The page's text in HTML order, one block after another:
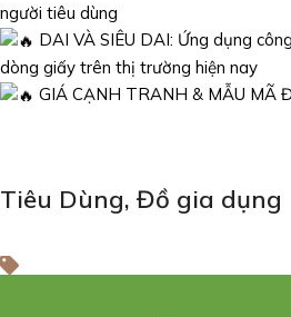
người tiêu dùng
DAI VÀ SIÊU DAI: Ứng dụng
dòng giấy trên thị trường hiện nay
GIÁ CẠNH TRANH & MẪU MÃ
Tiêu Dùng, Đồ gia dụng